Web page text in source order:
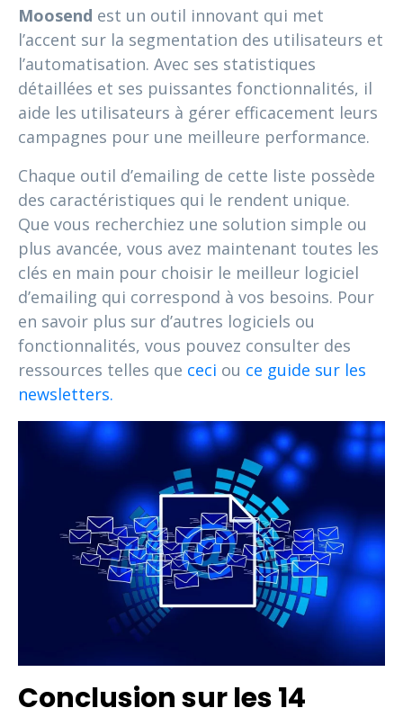
Moosend est un outil innovant qui met
l’accent sur la segmentation des utilisateurs et
l’automatisation. Avec ses statistiques
détaillées et ses puissantes fonctionnalités, il
aide les utilisateurs à gérer efficacement leurs
campagnes pour une meilleure performance.
Chaque outil d’emailing de cette liste possède
des caractéristiques qui le rendent unique.
Que vous recherchiez une solution simple ou
plus avancée, vous avez maintenant toutes les
clés en main pour choisir le meilleur logiciel
d’emailing qui correspond à vos besoins. Pour
en savoir plus sur d’autres logiciels ou
fonctionnalités, vous pouvez consulter des
ressources telles que ceci ou ce guide sur les
newsletters.
Conclusion sur les 14